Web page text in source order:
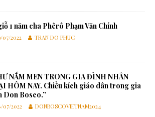
1 năm cha Phêrô Phạm Văn Chính
07/2022 TRAN DO PHUC
NẮM MEN TRONG GIA ĐÌNH NHÂN
HÔM NAY. Chiều kích giáo dân trong gia
Don Bosco.”
07/2022 DONBOSCOVIETNAM2024